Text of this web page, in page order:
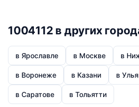
1004112 в других
в Ярославле в Москве в
в Воронеже в Казани в
в Саратове в Тольятти